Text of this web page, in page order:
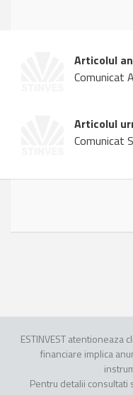
Articolul
Comunicat
Articolul
Comunicat
ESTINVEST atentioneaza
financiare implica
Pentru detalii consultati